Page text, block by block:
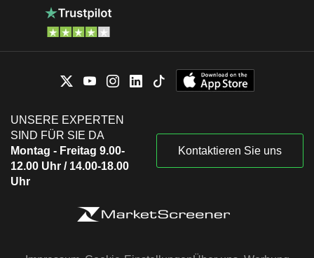
UNSERE EXPERTEN
SIND FÜR SIE DA
Montag - Freitag 9.00-
12.00 Uhr / 14.00-18.00
Uhr
Kontaktieren Sie uns